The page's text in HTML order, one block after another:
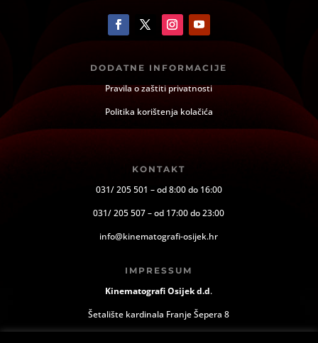
DODATNE INFORMACIJE
Pravila o zaštiti privatnosti
Politika korištenja kolačića
KONTAKT
031/ 205 501 – od 8:00 do 16:00
031/ 205 507 – od 17:00 do 23:00
info@kinematografi-osijek.hr
IMPRESSUM
Kinematografi Osijek d.d.
Šetalište kardinala Franje Šepera 8